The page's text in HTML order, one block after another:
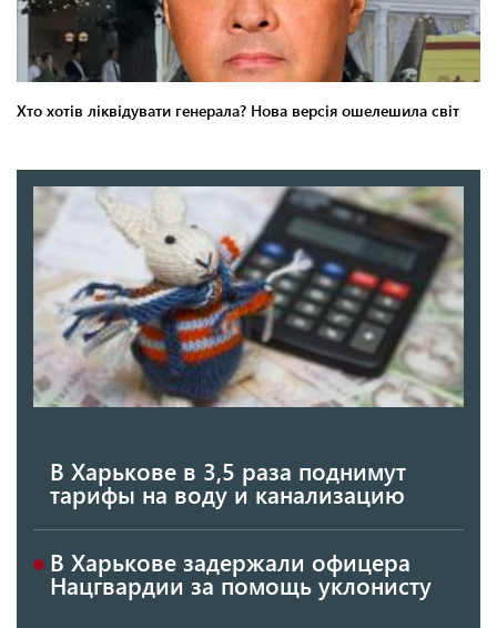
В Харькове в 3,5 раза поднимут
тарифы на воду и канализацию
В Харькове задержали офицера
Нацгвардии за помощь уклонисту